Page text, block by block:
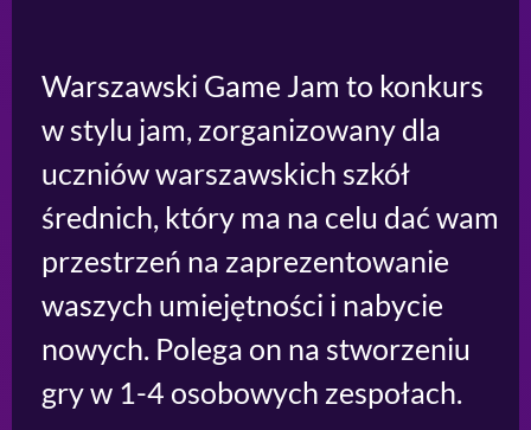
Warszawski Game Jam to konkurs
w stylu jam, zorganizowany dla
uczniów warszawskich szkół
średnich, który ma na celu dać wam
przestrzeń na zaprezentowanie
waszych umiejętności i nabycie
nowych. Polega on na stworzeniu
gry w 1-4 osobowych zespołach.